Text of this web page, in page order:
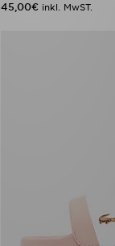
45,00€ inkl. MwST.